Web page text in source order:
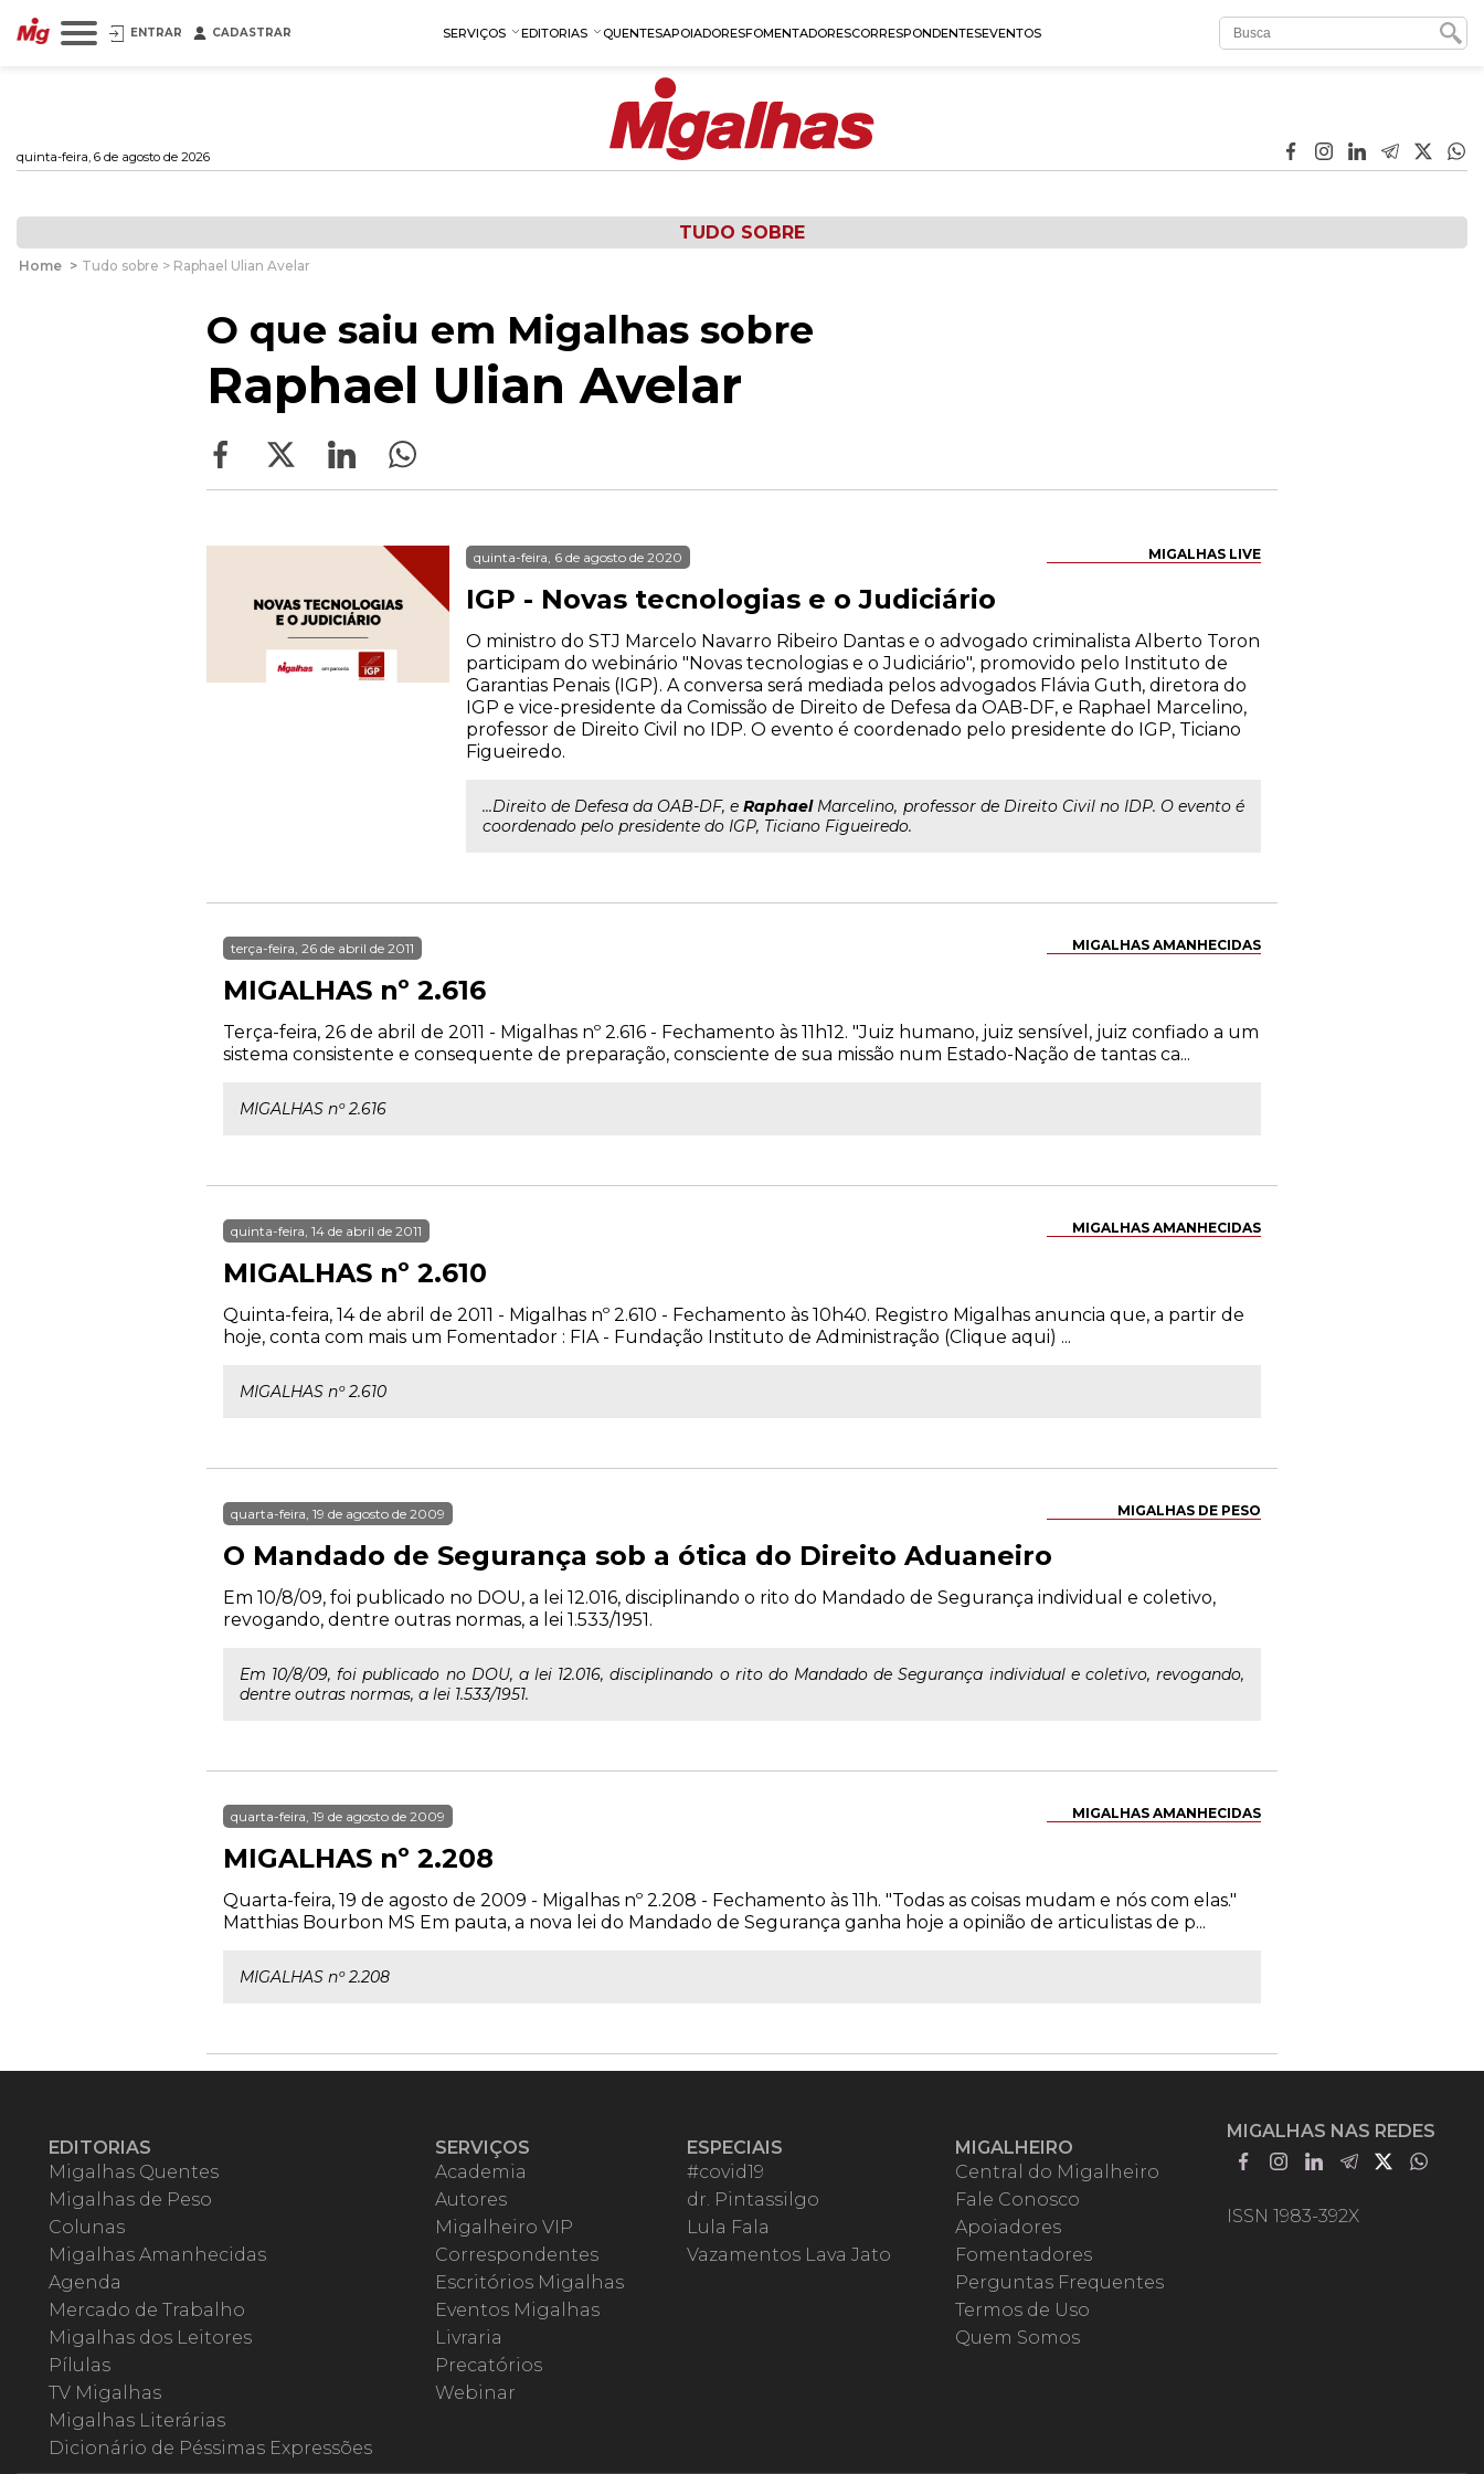
ENTRAR CADASTRAR SERVIÇOS EDITORIAS QUENTESAPOIADORESFOMENTADORESCORRESPONDENTESEVENTOS
quinta-feira, 6 de agosto de 2026
TUDO SOBRE
Home > Tudo sobre > Raphael Ulian Avelar
O que saiu em Migalhas sobre
Raphael Ulian Avelar
MIGALHAS LIVE
quinta-feira, 6 de agosto de 2020
IGP - Novas tecnologias e o Judiciário
O ministro do STJ Marcelo Navarro Ribeiro Dantas e o advogado criminalista Alberto Toron
participam do webinário "Novas tecnologias e o Judiciário", promovido pelo Instituto de
Garantias Penais (IGP). A conversa será mediada pelos advogados Flávia Guth, diretora do
IGP e vice-presidente da Comissão de Direito de Defesa da OAB-DF, e Raphael Marcelino,
professor de Direito Civil no IDP. O evento é coordenado pelo presidente do IGP, Ticiano
Figueiredo.
...Direito de Defesa da OAB-DF, eRaphaelMarcelino, professor de Direito Civil no IDP. O evento é
coordenado pelo presidente do IGP, Ticiano Figueiredo.
MIGALHAS AMANHECIDAS
terça-feira, 26 de abril de 2011
MIGALHAS nº 2.616
Terça-feira, 26 de abril de 2011 - Migalhas nº 2.616 - Fechamento às 11h12. "Juiz humano, juiz sensível, juiz confiado a um
sistema consistente e consequente de preparação, consciente de sua missão num Estado-Nação de tantas ca...
MIGALHAS nº 2.616
MIGALHAS AMANHECIDAS
quinta-feira, 14 de abril de 2011
MIGALHAS nº 2.610
Quinta-feira, 14 de abril de 2011 - Migalhas nº 2.610 - Fechamento às 10h40. Registro Migalhas anuncia que, a partir de
hoje, conta com mais um Fomentador : FIA - Fundação Instituto de Administração (Clique aqui) ...
MIGALHAS nº 2.610
MIGALHAS DE PESO
quarta-feira, 19 de agosto de 2009
O Mandado de Segurança sob a ótica do Direito Aduaneiro
Em 10/8/09, foi publicado no DOU, a lei 12.016, disciplinando o rito do Mandado de Segurança individual e coletivo,
revogando, dentre outras normas, a lei 1.533/1951.
Em 10/8/09, foi publicado no DOU, a lei 12.016, disciplinando o rito do Mandado de Segurança individual e coletivo, revogando,
dentre outras normas, a lei 1.533/1951.
MIGALHAS AMANHECIDAS
quarta-feira, 19 de agosto de 2009
MIGALHAS nº 2.208
Quarta-feira, 19 de agosto de 2009 - Migalhas nº 2.208 - Fechamento às 11h. "Todas as coisas mudam e nós com elas."
Matthias Bourbon MS Em pauta, a nova lei do Mandado de Segurança ganha hoje a opinião de articulistas de p...
MIGALHAS nº 2.208
EDITORIAS
Migalhas Quentes
Migalhas de Peso
Colunas
Migalhas Amanhecidas
Agenda
Mercado de Trabalho
Migalhas dos Leitores
Pílulas
TV Migalhas
Migalhas Literárias
Dicionário de Péssimas Expressões
SERVIÇOS
Academia
Autores
Migalheiro VIP
Correspondentes
Escritórios Migalhas
Eventos Migalhas
Livraria
Precatórios
Webinar
ESPECIAIS
#covid19
dr. Pintassilgo
Lula Fala
Vazamentos Lava Jato
MIGALHEIRO
Central do Migalheiro
Fale Conosco
Apoiadores
Fomentadores
Perguntas Frequentes
Termos de Uso
Quem Somos
MIGALHAS NAS REDES
ISSN 1983-392X